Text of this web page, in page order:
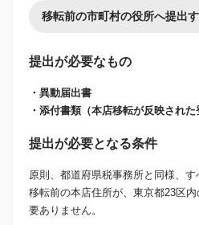
移転前の市町村の役所へ提出
提出が必要なもの
・異動届出書
・添付書類（本店移転が反映された
提出が必要となる条件
原則、都道府県税事務所と同様、す
移転前の本店住所が、東京都23区
要ありません。